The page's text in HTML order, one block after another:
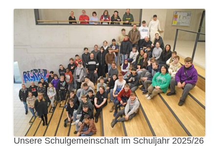
Unsere Schulgemeinschaft im Schuljahr 2025/26